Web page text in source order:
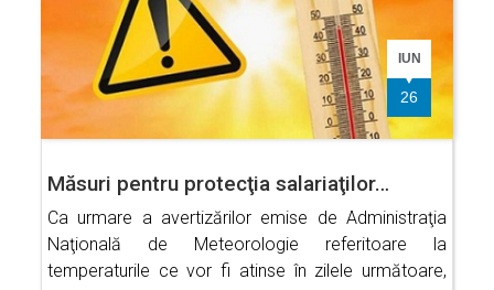
IUN
26
Măsuri pentru protecţia salariaţilor…
Ca urmare a avertizărilor emise de Administraţia
Naţională de Meteorologie referitoare la
temperaturile ce vor fi atinse în zilele următoare,